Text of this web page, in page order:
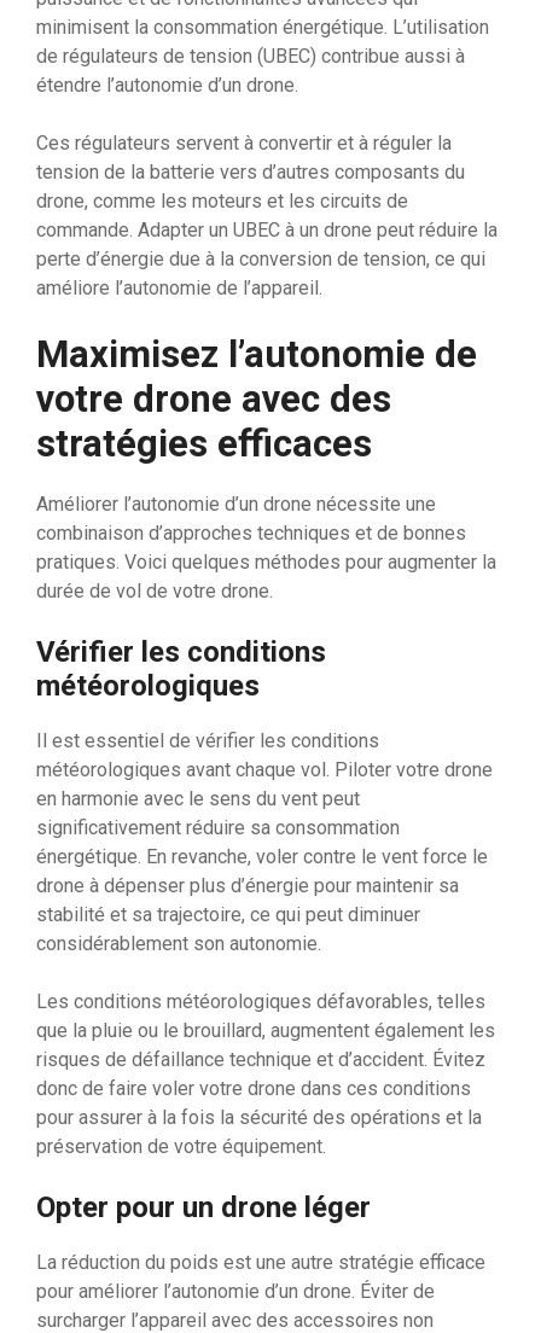
minimisent la consommation énergétique. L’utilisation
de régulateurs de tension (UBEC) contribue aussi à
étendre l’autonomie d’un drone.
Ces régulateurs servent à convertir et à réguler la
tension de la batterie vers d’autres composants du
drone, comme les moteurs et les circuits de
commande. Adapter un UBEC à un drone peut réduire la
perte d’énergie due à la conversion de tension, ce qui
améliore l’autonomie de l’appareil.
Maximisez l’autonomie de
votre drone avec des
stratégies efficaces
Améliorer l’autonomie d’un drone nécessite une
combinaison d’approches techniques et de bonnes
pratiques. Voici quelques méthodes pour augmenter la
durée de vol de votre drone.
Vérifier les conditions
météorologiques
Il est essentiel de vérifier les conditions
météorologiques avant chaque vol. Piloter votre drone
en harmonie avec le sens du vent peut
significativement réduire sa consommation
énergétique. En revanche, voler contre le vent force le
drone à dépenser plus d’énergie pour maintenir sa
stabilité et sa trajectoire, ce qui peut diminuer
considérablement son autonomie.
Les conditions météorologiques défavorables, telles
que la pluie ou le brouillard, augmentent également les
risques de défaillance technique et d’accident. Évitez
donc de faire voler votre drone dans ces conditions
pour assurer à la fois la sécurité des opérations et la
préservation de votre équipement.
Opter pour un drone léger
La réduction du poids est une autre stratégie efficace
pour améliorer l’autonomie d’un drone. Éviter de
surcharger l’appareil avec des accessoires non